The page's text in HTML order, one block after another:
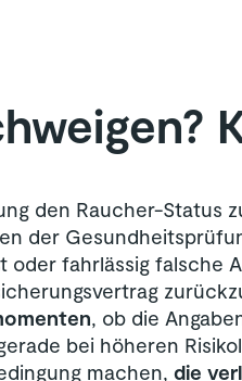
den Raucher-Status
der
fahrlässig falsche
, ob die
bei höheren
machen, die